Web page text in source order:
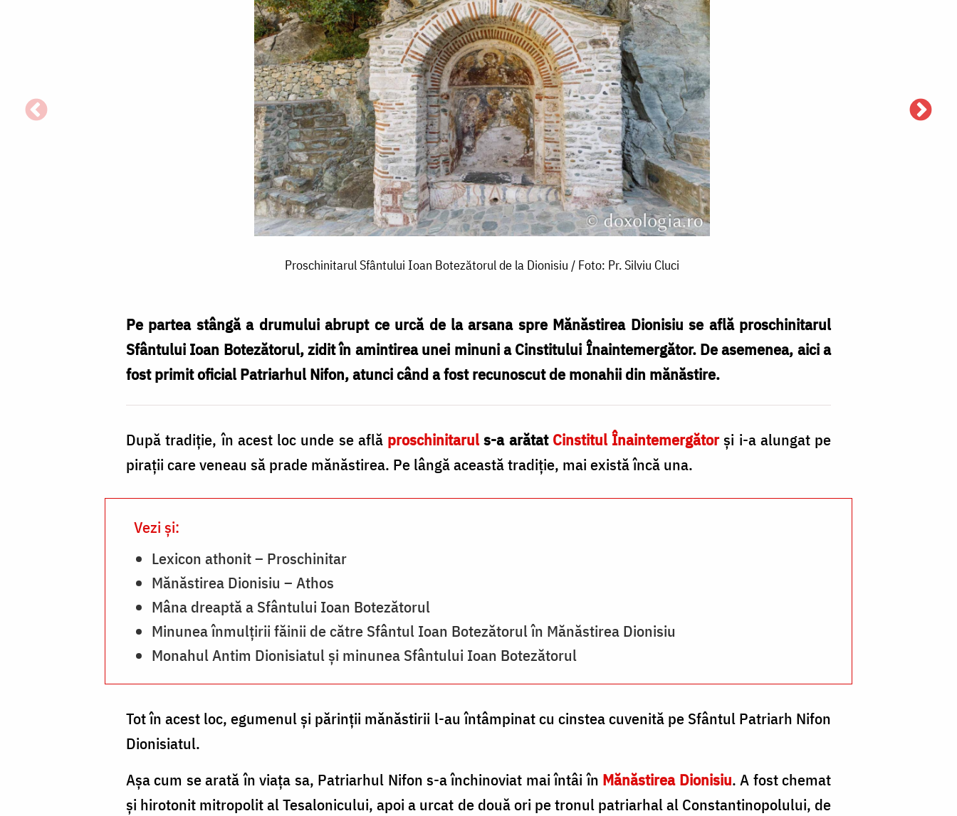
Proschinitarul Sfântului Ioan Botezătorul de la Dionisiu / Foto: Pr. Silviu Cluci
Pe partea stângă a drumului abrupt ce urcă de la arsana spre Mănăstirea Dionisiu se află proschinitarul
Sfântului Ioan Botezătorul, zidit în amintirea unei minuni a Cinstitului Înaintemergător. De asemenea, aici a
fost primit oficial Patriarhul Nifon, atunci când a fost recunoscut de monahii din mănăstire.
După tradiţie, în acest loc unde se află proschinitarul s-a arătat Cinstitul Înaintemergătorşi i-a alungat pe
piraţii care veneau să prade mănăstirea. Pe lângă această tradiţie, mai există încă una.
Vezi și:
Lexicon athonit – Proschinitar
Mănăstirea Dionisiu – Athos
Mâna dreaptă a Sfântului Ioan Botezătorul
Minunea înmulţirii făinii de către Sfântul Ioan Botezătorul în Mănăstirea Dionisiu
Monahul Antim Dionisiatul și minunea Sfântului Ioan Botezătorul
Tot în acest loc, egumenul şi părinţii mănăstirii l-au întâmpinat cu cinstea cuvenită pe Sfântul Patriarh Nifon
Dionisiatul.
Aşa cum se arată în viaţa sa, Patriarhul Nifon s-a închinoviat mai întâi în Mănăstirea Dionisiu. A fost chemat
şi hirotonit mitropolit al Tesalonicului, apoi a urcat de două ori pe tronul patriarhal al Constantinopolului, de